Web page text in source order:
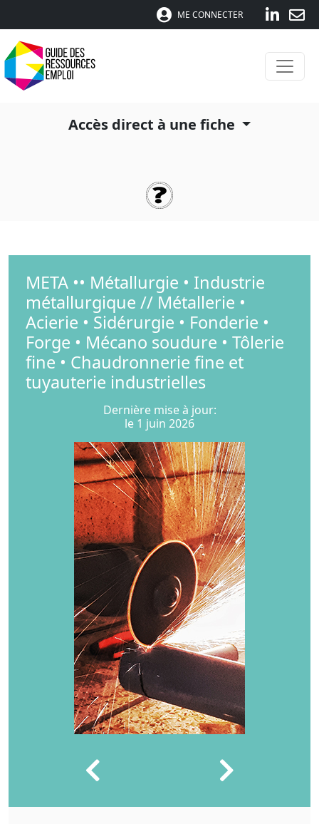
ME CONNECTER
Accès direct à une fiche
META •• Métallurgie • Industrie
métallurgique // Métallerie •
Acierie • Sidérurgie • Fonderie •
Forge • Mécano soudure • Tôlerie
fine • Chaudronnerie fine et
tuyauterie industrielles
Dernière mise à jour:
le 1 juin 2026